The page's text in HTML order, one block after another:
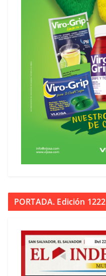
PORTADA. Edición 1222